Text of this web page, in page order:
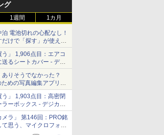
グ
1週間 1カ月
電池切れの心配なし！
けで「探す」が使える
Watch
」 1,906点目：エアコ
るシートカバー - デジ
りそうでなかった？
ための写真編集アプリ
を大切にする
」 1,903点目：高密閉
ーボックス - デジカメ
ラ」 第146回：PRO銘
思う、マイクロフォー